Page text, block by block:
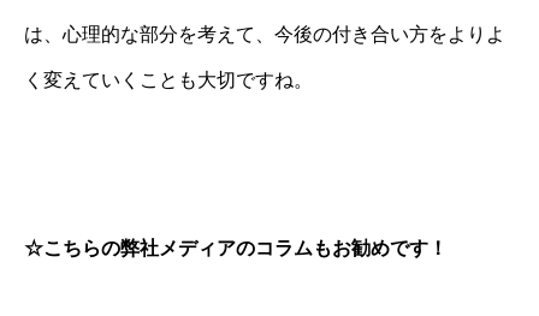
は、心理的な部分を考えて、今後の付き合い方をよりよ
く変えていくことも大切ですね。
☆こちらの弊社メディアのコラムもお勧めです！